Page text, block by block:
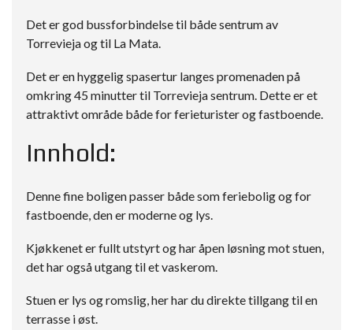
Det er god bussforbindelse til både sentrum av
Torrevieja og til La Mata.
Det er en hyggelig spasertur langes promenaden på
omkring 45 minutter til Torrevieja sentrum. Dette er et
attraktivt område både for ferieturister og fastboende.
Innhold:
Denne fine boligen passer både som feriebolig og for
fastboende, den er moderne og lys.
Kjøkkenet er fullt utstyrt og har åpen løsning mot stuen,
det har også utgang til et vaskerom.
Stuen er lys og romslig, her har du direkte tillgang til en
terrasse i øst.